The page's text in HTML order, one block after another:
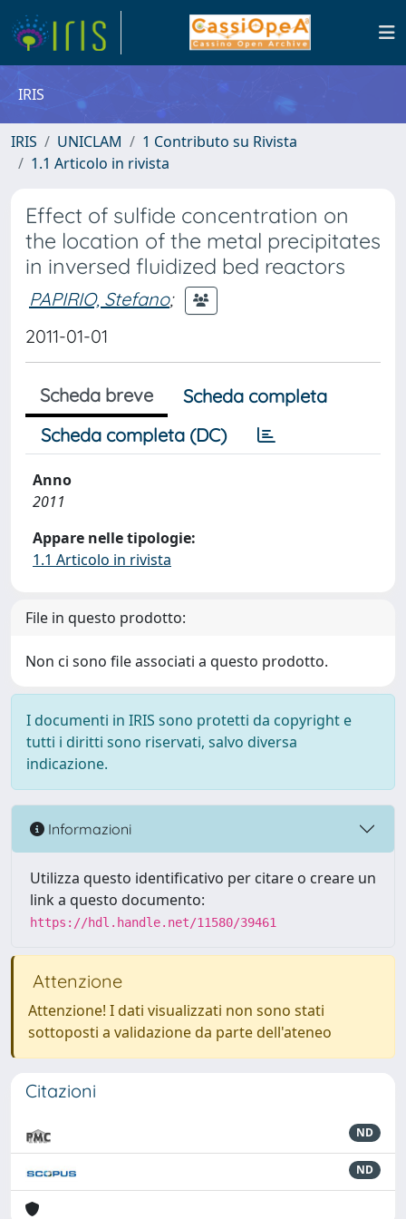
IRIS
IRIS UNICLAM
1 Contributo su Rivista
1.1 Articolo in rivista
Effect of sulfide concentration on
the location of the metal precipitates
in inversed fluidized bed reactors
PAPIRIO, Stefano;
2011-01-01
Scheda breve
Scheda completa
Scheda completa (DC)
Anno
2011
Appare nelle tipologie:
1.1 Articolo in rivista
File in questo prodotto:
Non ci sono file associati a questo prodotto.
I documenti in IRIS sono protetti da copyright e
tutti i diritti sono riservati, salvo diversa
indicazione.
Informazioni
Utilizza questo identificativo per citare o creare un
link a questo documento:
https://hdl.handle.net/11580/39461
Attenzione
Attenzione! I dati visualizzati non sono stati
sottoposti a validazione da parte dell'ateneo
Citazioni
ND
ND